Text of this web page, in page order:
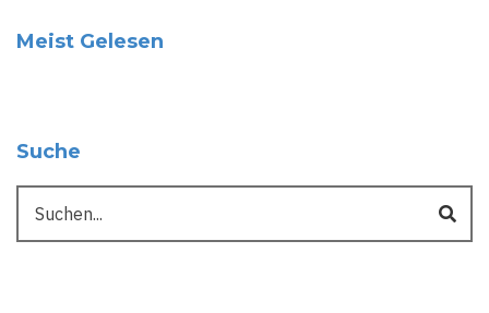
Meist Gelesen
Suche